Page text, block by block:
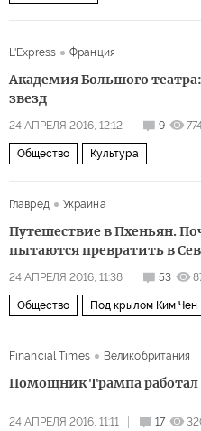
L'Express Франция
Академия Большого
звезд
24 АПРЕЛЯ 2016, 12:12 9
Общество Культура
Главред Украина
Путешествие в Пхеньян.
пытаются превратить в
24 АПРЕЛЯ 2016, 11:38 53
Общество Под крылом Ким Чен
Financial Times Великобритания
Помощник Трампа работал
24 АПРЕЛЯ 2016, 11:11 17